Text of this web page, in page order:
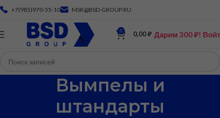
+7(985)970-55-10 MSK@BSD-GROUP.RU
0 0,00₽ Дарим 300 ₽!
Вымпелы и
штандарты